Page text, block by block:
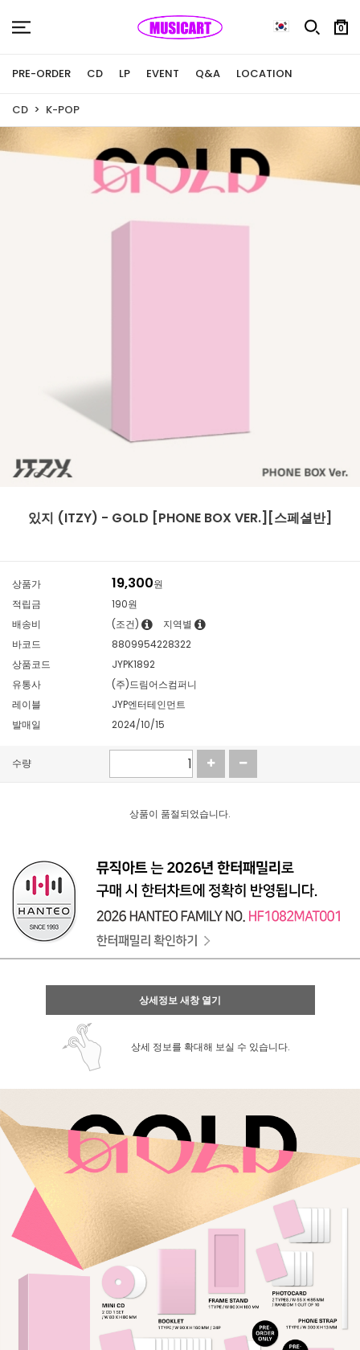
0
PRE-ORDER CD LP EVENT Q&A LOCATION
CD K-POP
있지 (ITZY) - GOLD [PHONE BOX VER.][스페셜반]
상품가 19,300원
적립금
190원
배송비
(조건)
지역별
바코드
8809954228322
상품코드
JYPK1892
유통사
(주)드림어스컴퍼니
레이블
JYP엔터테인먼트
발매일
2024/10/15
수량
상품이 품절되었습니다.
상세정보 새창 열기
상세 정보를 확대해 보실 수 있습니다.